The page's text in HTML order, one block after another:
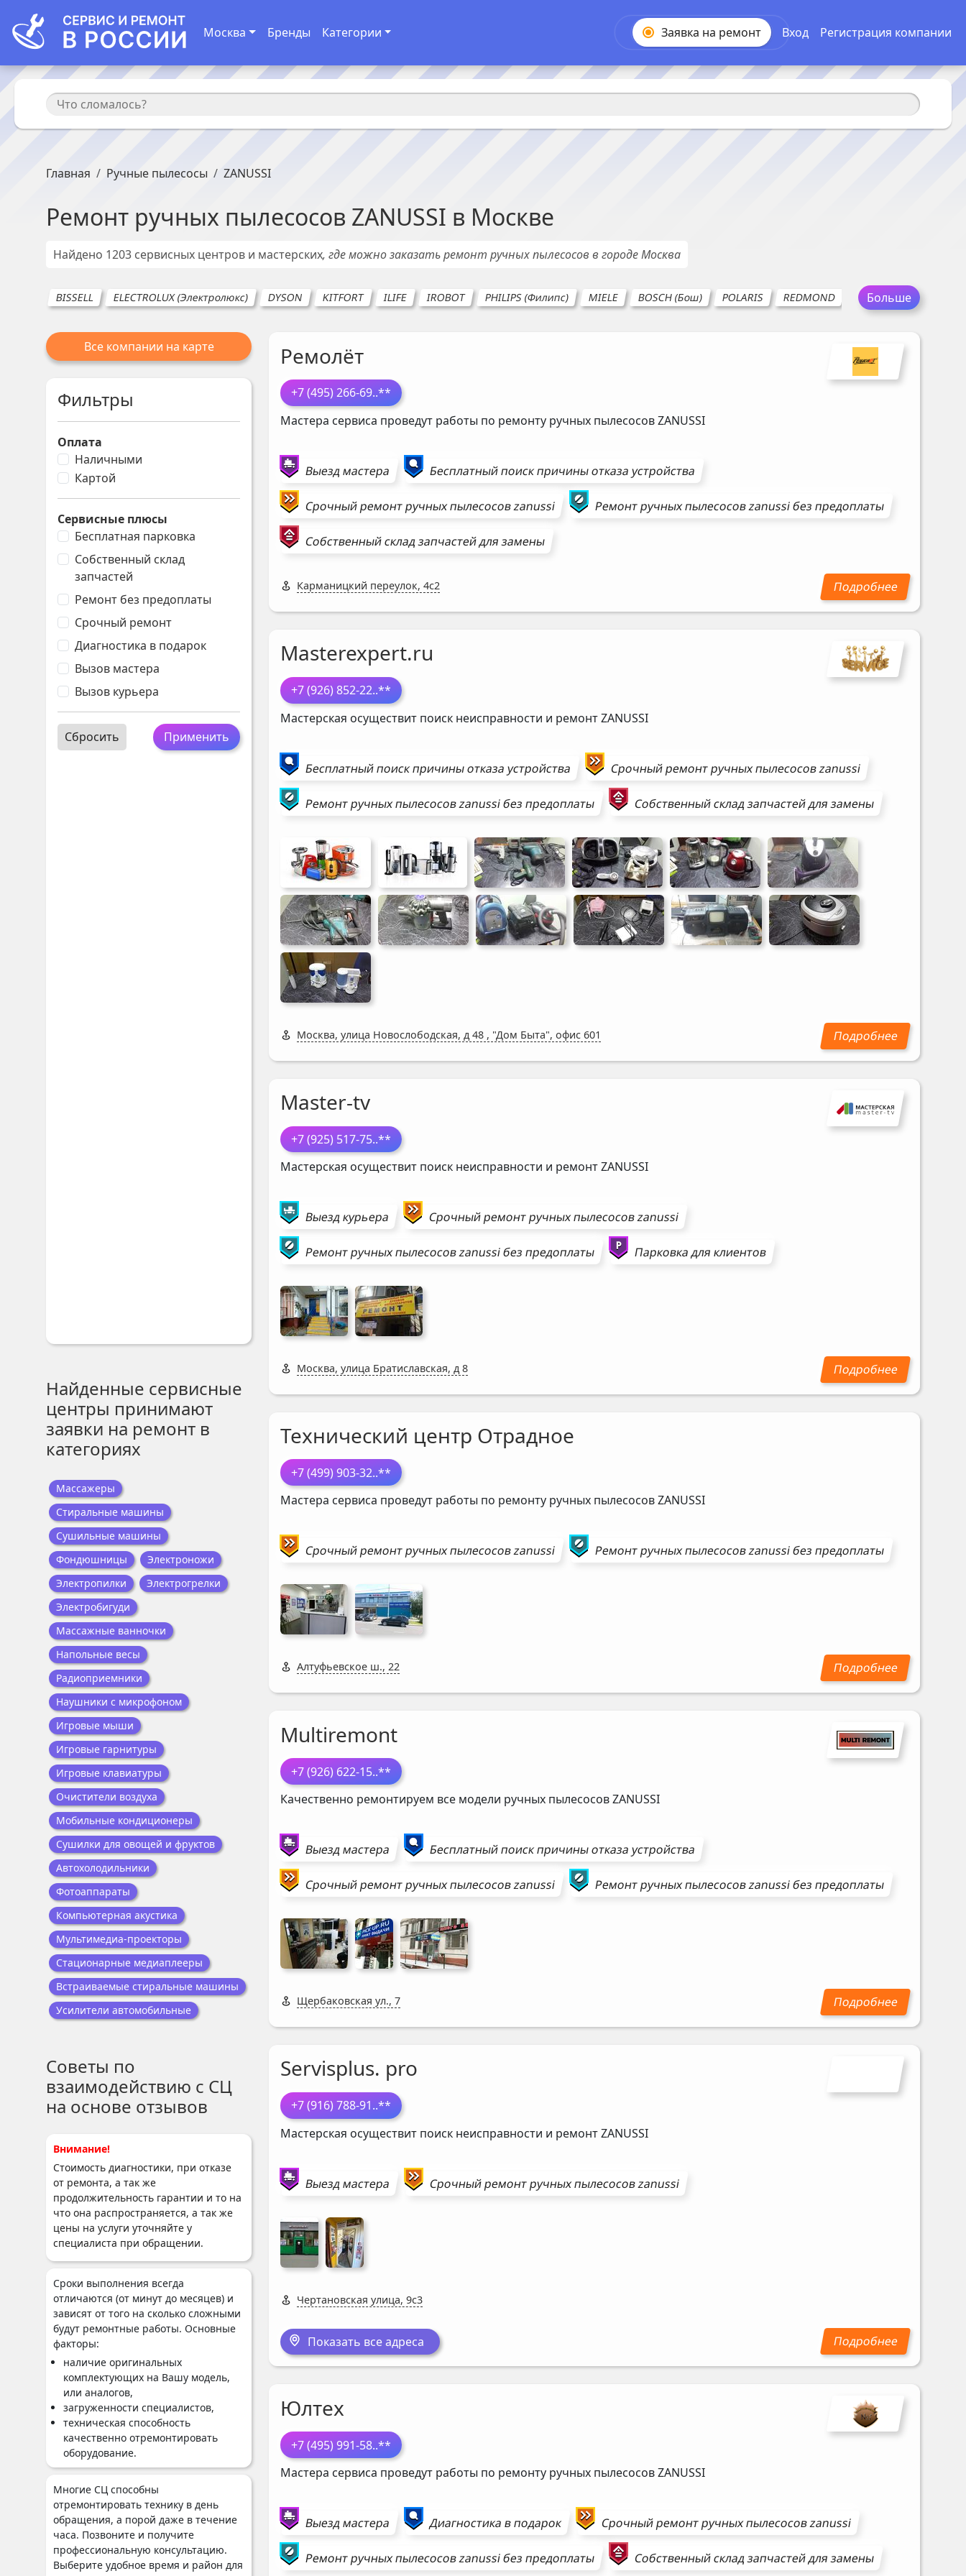
Москва Бренды Категории Заявка на ремонт Вход Регистрация компании
Главная Ручные пылесосы ZANUSSI
Ремонт ручных пылесосов ZANUSSI в Москве
Найдено 1203 сервисных центров и мастерских, где можно заказать ремонт ручных пылесосов в городеМосква
BISSELL ELECTROLUX (Электролюкс) DYSON KITFORT ILIFE IROBOT PHILIPS (Филипс) MIELE BOSCH (Бош) POLARIS REDMOND SIEMENS SOTECO
Больше
Все компании на карте
Фильтры
Оплата
Наличными
Картой
Сервисные плюсы
Бесплатная парковка
Собственный склад
запчастей
Ремонт без предоплаты
Срочный ремонт
Диагностика в подарок
Вызов мастера
Вызов курьера
Применить
Сбросить
Найденные сервисные
центры принимают
заявки на ремонт в
категориях
Массажеры
Стиральные машины
Сушильные машины
Фондюшницы
Электроножи
Электропилки
Электрогрелки
Электробигуди
Массажные ванночки
Напольные весы
Радиоприемники
Наушники с микрофоном
Игровые мыши
Игровые гарнитуры
Игровые клавиатуры
Очистители воздуха
Мобильные кондиционеры
Сушилки для овощей и фруктов
Автохолодильники
Фотоаппараты
Компьютерная акустика
Мультимедиа-проекторы
Стационарные медиаплееры
Встраиваемые стиральные машины
Усилители автомобильные
Советы по
взаимодействию с СЦ
на основе отзывов
Внимание!
Стоимость диагностики, при отказе
от ремонта, а так же
продолжительность гарантии и то на
что она распространяется, а так же
цены на услуги уточняйте у
специалиста при обращении.
Сроки выполнения всегда
отличаются (от минут до месяцев) и
зависят от того на сколько сложными
будут ремонтные работы. Основные
факторы:
наличие оригинальных
комплектующих на Вашу модель,
или аналогов,
загруженности специалистов,
техническая способность
качественно отремонтировать
оборудование.
Многие СЦ способны
отремонтировать технику в день
обращения, а порой даже в течение
часа. Позвоните и получите
профессиональную консультацию.
Выберите удобное время и район для
Ремолёт
+7 (495) 266-69..**
Мастера сервиса проведут работы по ремонту ручных пылесосовZANUSSI
Выезд мастера Бесплатный поиск причины отказа устройства
Срочный ремонтручных пылесосовzanussi Ремонтручных пылесосовzanussiбез предоплаты
Собственный склад запчастей для замены
Карманицкий переулок, 4с2
Masterexpert.ru
+7 (926) 852-22..**
Мастерская осуществит поиск неисправности и ремонтZANUSSI
Бесплатный поиск причины отказа устройства Срочный ремонтручных пылесосовzanussi
Ремонтручных пылесосовzanussiбез предоплаты Собственный склад запчастей для замены
Москва, улица Новослободская, д 48 , "Дом Быта", офис 601
Master-tv
+7 (925) 517-75..**
Мастерская осуществит поиск неисправности и ремонтZANUSSI
Выезд курьера Срочный ремонтручных пылесосовzanussi
Ремонтручных пылесосовzanussiбез предоплаты Парковка для клиентов
Москва, улица Братиславская, д 8
Технический центр Отрадное
+7 (499) 903-32..**
Мастера сервиса проведут работы по ремонту ручных пылесосовZANUSSI
Срочный ремонтручных пылесосовzanussi Ремонтручных пылесосовzanussiбез предоплаты
Алтуфьевское ш., 22
Multiremont
+7 (926) 622-15..**
Качественно ремонтируем все модели ручных пылесосовZANUSSI
Выезд мастера Бесплатный поиск причины отказа устройства
Срочный ремонтручных пылесосовzanussi Ремонтручных пылесосовzanussiбез предоплаты
Щербаковская ул., 7
Servisplus. pro
+7 (916) 788-91..**
Мастерская осуществит поиск неисправности и ремонтZANUSSI
Выезд мастера Срочный ремонтручных пылесосовzanussi
Чертановская улица, 9с3
Показать все адреса
Юлтех
+7 (495) 991-58..**
Мастера сервиса проведут работы по ремонту ручных пылесосовZANUSSI
Выезд мастера Диагностика в подарок Срочный ремонтручных пылесосовzanussi
Ремонтручных пылесосовzanussiбез предоплаты Собственный склад запчастей для замены